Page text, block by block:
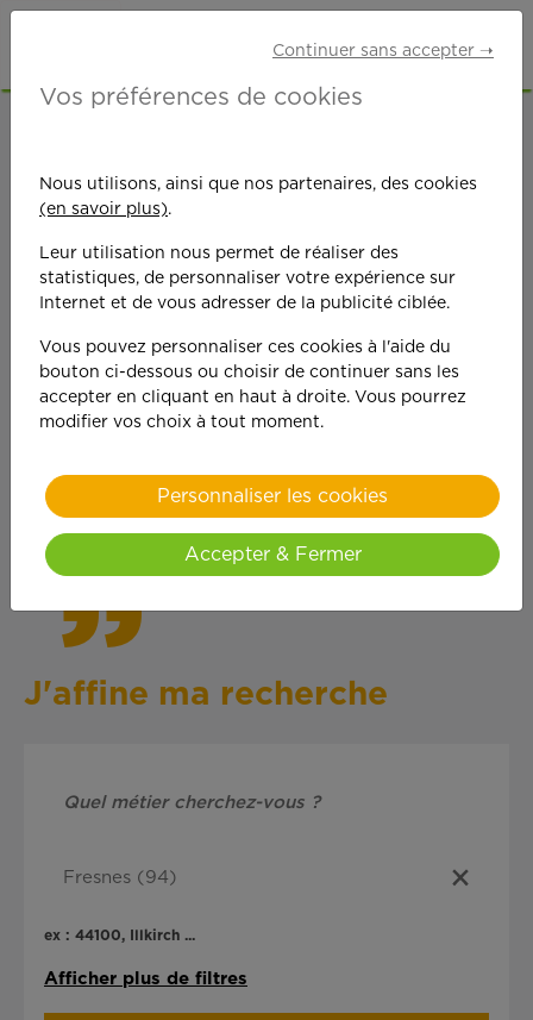
On est toujours plus
performant
quand on y met du
cœur !
J'affine ma recherche
ex : 44100, Illkirch ...
Afficher plus de filtres
Continuer sans accepter ➝
Vos préférences de cookies
Nous utilisons, ainsi que nos partenaires, des cookies
(en savoir plus).
Leur utilisation nous permet de réaliser des
statistiques, de personnaliser votre expérience sur
Internet et de vous adresser de la publicité ciblée.
Vous pouvez personnaliser ces cookies à l'aide du
bouton ci-dessous ou choisir de continuer sans les
accepter en cliquant en haut à droite. Vous pourrez
modifier vos choix à tout moment.
Personnaliser les cookies
Accepter & Fermer